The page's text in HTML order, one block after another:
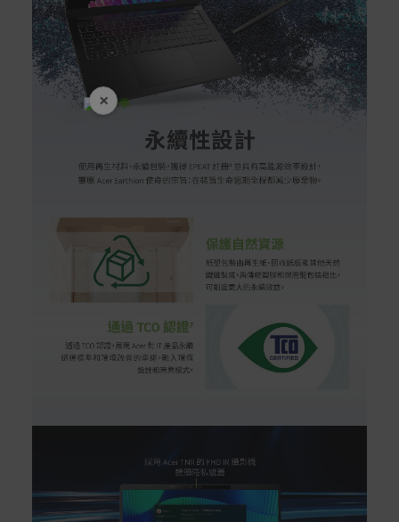
× 開學裝備全面降價